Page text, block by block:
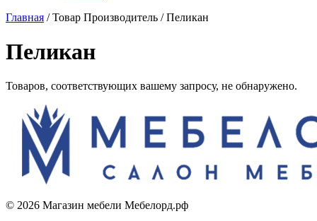
Главная /Товар Производитель /Пеликан
Пеликан
Товаров, соответствующих вашему запросу, не обнаружено.
© 2026 Магазин мебели Мебелорд.рф